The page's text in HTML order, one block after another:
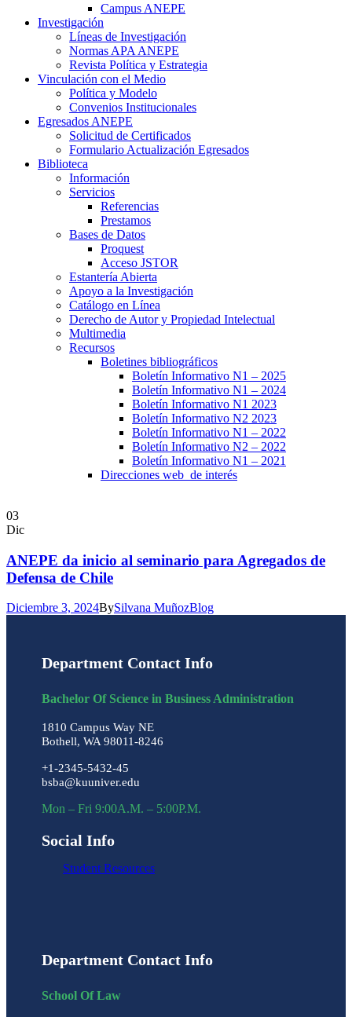
Campus ANEPE
Investigación
Líneas de Investigación
Normas APA ANEPE
Revista Política y Estrategia
Vinculación con el Medio
Política y Modelo
Convenios Institucionales
Egresados ANEPE
Solicitud de Certificados
Formulario Actualización Egresados
Biblioteca
Información
Servicios
Referencias
Prestamos
Bases de Datos
Proquest
Acceso JSTOR
Estantería Abierta
Apoyo a la Investigación
Catálogo en Línea
Derecho de Autor y Propiedad Intelectual
Multimedia
Recursos
Boletines bibliográficos
Boletín Informativo N1 – 2025
Boletín Informativo N1 – 2024
Boletín Informativo N1 2023
Boletín Informativo N2 2023
Boletín Informativo N1 – 2022
Boletín Informativo N2 – 2022
Boletín Informativo N1 – 2021
Direcciones web de interés
03
Dic
ANEPE da inicio al seminario para Agregados de
Defensa de Chile
Diciembre 3, 2024BySilvana MuñozBlog
Department Contact Info
Bachelor Of Science in Business Administration
1810 Campus Way NE
Bothell, WA 98011-8246
+1-2345-5432-45
bsba@kuuniver.edu
Mon – Fri 9:00A.M. – 5:00P.M.
Social Info
Student Resources
Department Contact Info
School Of Law